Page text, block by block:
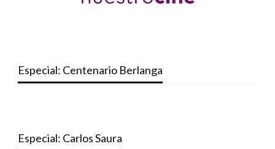
Especial: Centenario Berlanga
Especial: Carlos Saura